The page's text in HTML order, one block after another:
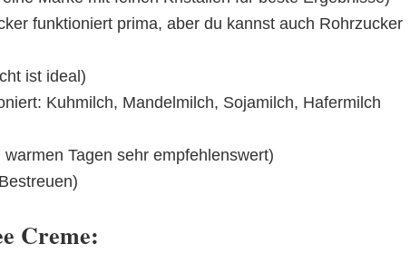
funktioniert prima, aber du kannst auch Rohrzucker
ist ideal)
Kuhmilch, Mandelmilch, Sojamilch, Hafermilch 
Tagen sehr empfehlenswert)
Creme: